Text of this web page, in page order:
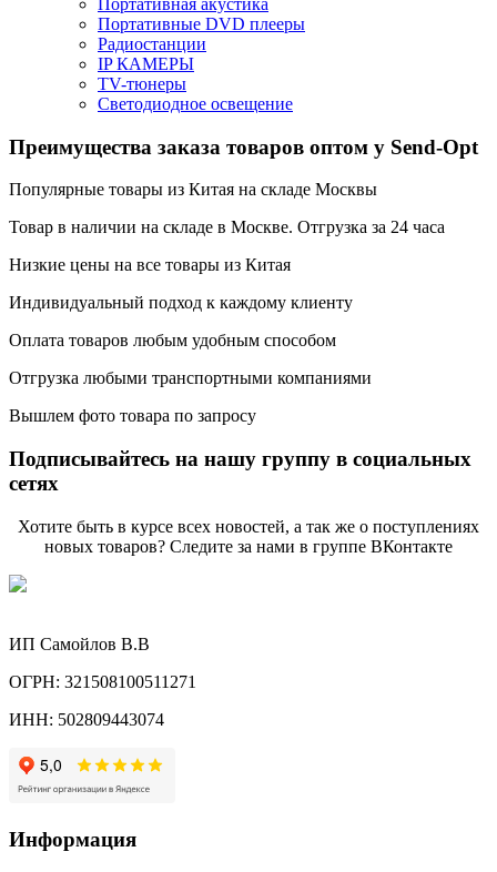
Портативные DVD плееры
Радиостанции
IP КАМЕРЫ
TV-тюнеры
Светодиодное освещение
Преимущества заказа товаров оптом у Send-Opt
Популярные товары из Китая на складе Москвы
Товар в наличии на складе в Москве. Отгрузка за 24 часа
Низкие цены на все товары из Китая
Индивидуальный подход к каждому клиенту
Оплата товаров любым удобным способом
Отгрузка любыми транспортными компаниями
Вышлем фото товара по запросу
Подписывайтесь на нашу группу в социальных
сетях
Хотите быть в курсе всех новостей, а так же о поступлениях
новых товаров? Следите за нами в группе ВКонтакте
ИП Самойлов В.В
ОГРН: 321508100511271
ИНН: 502809443074
Информация